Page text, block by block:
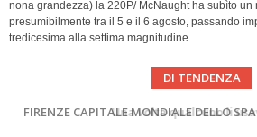
nona grandezza) la 220P/ McNaught ha subìto un
presumibilmente tra il 5 e il 6 agosto, passando
tredicesima alla settima magnitudine.
DI TENDENZA
Cielo del Mese di